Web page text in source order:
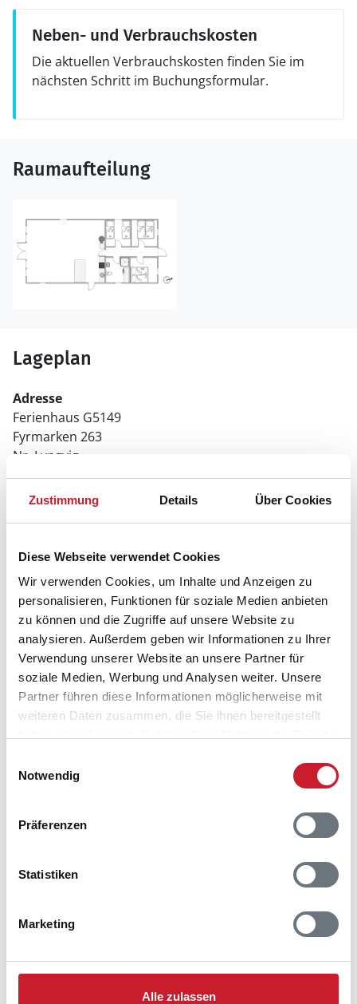
Zustimmung Details Über Cookies
Diese Webseite verwendet Cookies
Wir verwenden Cookies, um Inhalte und Anzeigen zu
personalisieren, Funktionen für soziale Medien anbieten
zu können und die Zugriffe auf unsere Website zu
analysieren. Außerdem geben wir Informationen zu Ihrer
Verwendung unserer Website an unsere Partner für
soziale Medien, Werbung und Analysen weiter. Unsere
Partner führen diese Informationen möglicherweise mit
weiteren Daten zusammen, die Sie ihnen bereitgestellt
Notwendig
Präferenzen
Statistiken
Marketing
Alle zulassen
Neben- und Verbrauchskosten
Die aktuellen Verbrauchskosten finden Sie im
nächsten Schritt im Buchungsformular.
Raumaufteilung
Lageplan
Adresse
Ferienhaus G5149
Fyrmarken 263
Nr. Lyngvig
6960 Hvide Sande
Belegungskalender
Anzahl Reisende auswählen
Sie bekommen Verfügbarkeit und Preis angezeigt
Reisezeitraumes auch Änderungen bei der
Hausbeschreibung und/oder der Ausstattung ergeben